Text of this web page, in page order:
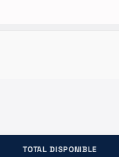
TOTAL DISPONIBLE